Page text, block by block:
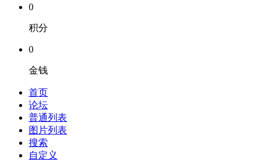
0
积分
0
金钱
首页
论坛
普通列表
图片列表
搜索
自定义